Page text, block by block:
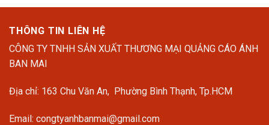
THÔNG TIN LIÊN HỆ
CÔNG TY TNHH SẢN XUẤT THƯƠNG MẠI QUẢNG CÁO ÁNH
BAN MAI
Địa chỉ: 163 Chu Văn An, Phường Bình Thạnh, Tp.HCM
Email: congtyanhbanmai@gmail.com